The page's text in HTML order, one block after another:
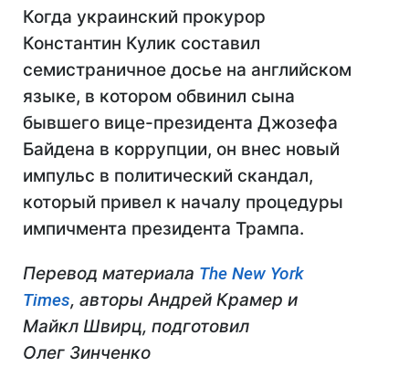
Когда украинский прокурор
Константин Кулик составил
семистраничное досье на английском
языке, в котором обвинил сына
бывшего вице-президента Джозефа
Байдена в коррупции, он внес новый
импульс в политический скандал,
который привел к началу процедуры
импичмента президента Трампа.
Перевод материала The New York
Times, авторы Андрей Крамер и
Майкл Швирц, подготовил
Олег Зинченко